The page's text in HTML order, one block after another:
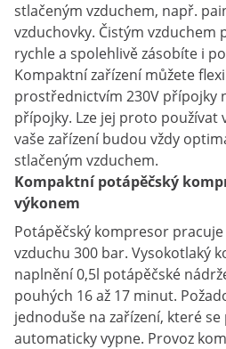
stlačeným vzduchem, např.
vzduchovky. Čistým
rychle a spolehlivě zásobíte i
Kompaktní zařízení můžete
prostřednictvím 230V přípojky
přípojky. Lze jej proto používat
vaše zařízení budou vždy
stlačeným vzduchem.
Kompaktní potápěčský
výkonem
Potápěčský kompresor
vzduchu 300 bar. Vysokotlaký
naplnění 0,5l potápěčské
pouhých 16 až 17 minut.
jednoduše na zařízení, které
automaticky vypne. Provoz